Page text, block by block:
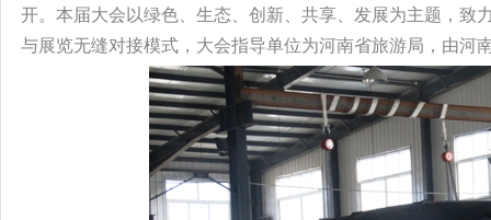
开。本届大会以绿色、生态、创新、共享、发展为主题，
与展览无缝对接模式，大会指导单位为河南省旅游局，由河